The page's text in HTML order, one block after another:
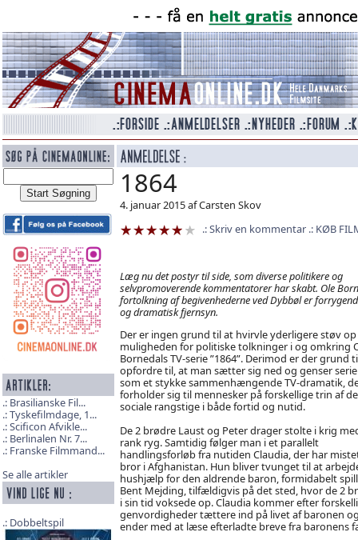
Brasilianske Fil...
Tyskefilmdage, 1...
Scificon Afvikle...
Berlinalen Nr. 7...
Franske Filmmand...
Se alle artikler
Dobbeltspil
1864
4. januar 2015 af Carsten Skov
Skriv en kommentar
KØB
Læg nu det postyr til side, som diverse politikere og
selvpromoverende kommentatorer har skabt. Ole
fortolkning af begivenhederne ved Dybbøl er
og dramatisk fjernsyn.
Der er ingen grund til at hvirvle yderligere støv
muligheden for politiske tolkninger i og omkring
Bornedals TV-serie ”1864”. Derimod er der grund
opfordre til, at man sætter sig ned og genser
som et stykke sammenhængende TV-dramatik,
forholder sig til mennesker på forskellige trin af
sociale rangstige i både fortid og nutid.
De 2 brødre Laust og Peter drager stolte i krig
rank ryg. Samtidig følger man i et parallelt
handlingsforløb fra nutiden Claudia, der har
bror i Afghanistan. Hun bliver tvunget til at
hushjælp for den aldrende baron, formidabelt
Bent Mejding, tilfældigvis på det sted, hvor de 2
i sin tid voksede op. Claudia kommer efter
genvordigheder tættere ind på livet af baronen
ender med at læse efterladte breve fra baronens